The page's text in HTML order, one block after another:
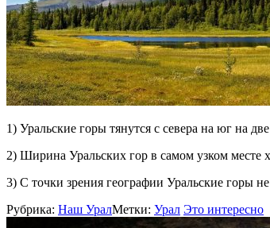
1) Уральские горы тянутся с севера на юг на
2) Ширина Уральских гор в самом узком месте
3) С точки зрения географии Уральские горы
Рубрика: Наш УралМетки: Урал Это интересно